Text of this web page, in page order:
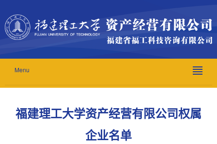
Menu
福建理工大学资产经营有限公司权属
企业名单